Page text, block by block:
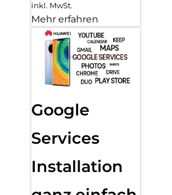
inkl. MwSt.
Mehr erfahren
Google
Services
Installation